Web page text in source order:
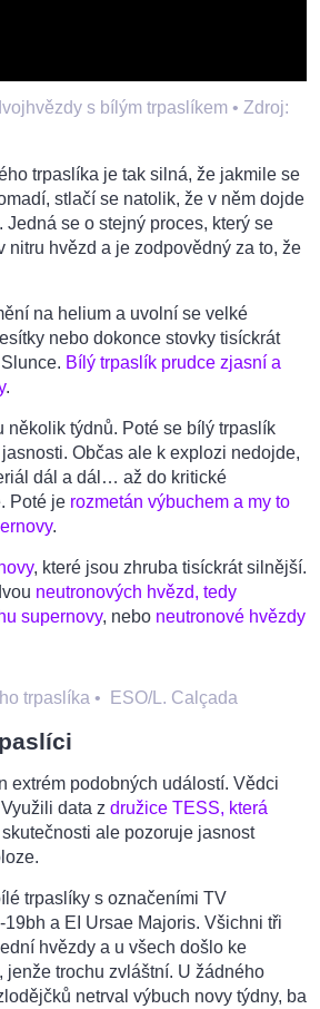
s bílým trpaslíkem • Zdroj:
trpaslíka je tak silná, že jakmile se
stlačí se natolik, že v něm dojde
. Jedná se o stejný proces, který se
nitru hvězd a je zodpovědný za to, že
na helium a uvolní se velké
nebo dokonce stovky tisíckrát
Bílý trpaslík prudce zjasní a
.
několik týdnů. Poté se bílý trpaslík
Občas ale k explozi nedojde,
dál a dál… až do kritické
Poté je rozmetán výbuchem a my to
.
, které jsou zhruba tisíckrát silnější.
neutronových hvězd, tedy
supernovy, nebo neutronové hvězdy
trpaslíka • ESO/L. Calçada
extrém podobných událostí. Vědci
data z družice TESS, která
ale pozoruje jasnost
trpaslíky s označeními TV
a EI Ursae Majoris. Všichni tři
hvězdy a u všech došlo ke
jenže trochu zvláštní. U žádného
netrval výbuch novy týdny, ba